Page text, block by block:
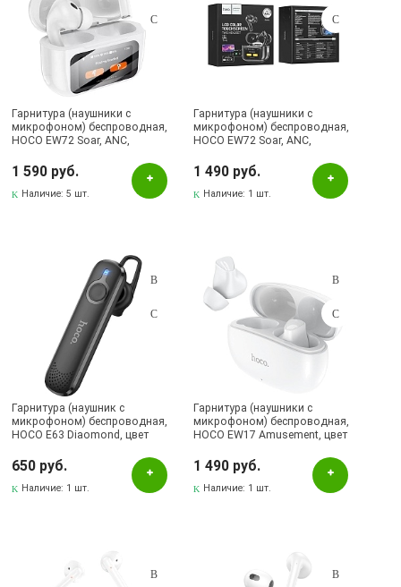
Гарнитура (наушники с
микрофоном) беспроводная,
HOCO EW72 Soar, ANC,
белый
1 590 руб.
Наличие:5 шт.
Гарнитура (наушники с
микрофоном) беспроводная,
HOCO EW72 Soar, ANC,
черный
1 490 руб.
Наличие: 1 шт.
Гарнитура (наушник с
микрофоном) беспроводная,
HOCO E63 Diaomond, цвет
650 руб.
Наличие: 1 шт.
Гарнитура (наушники с
микрофоном) беспроводная,
HOCO EW17 Amusement, цвет
1 490 руб.
Наличие: 1 шт.